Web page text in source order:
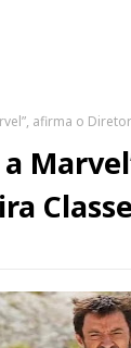
afirma o
Classe